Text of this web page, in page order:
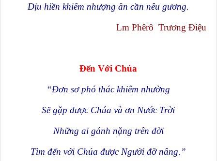
Dịu hiền khiêm nhượng ân cần nêu gương.
Lm Phêrô Trương Điệu
Đến Với Chúa
“Đơn sơ phó thác khiêm nhường
Sẽ gặp được Chúa và ơn Nước Trời
Những ai gánh nặng trên đời
Tìm đến với Chúa được Người đỡ nâng.”